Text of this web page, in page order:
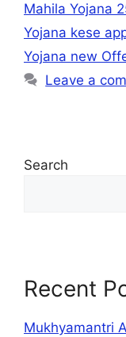
Mahila Yojana
Yojana kese
Yojana new
Leave a
Search
Recent
Mukhyamantri